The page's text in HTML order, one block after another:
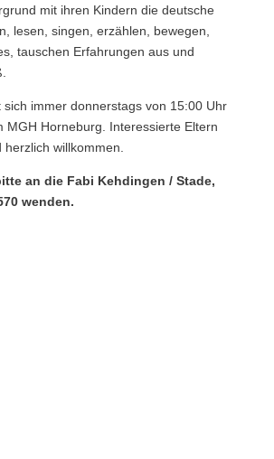
mit ihren Kindern die deutsche
lesen, singen, erzählen, bewegen,
tauschen Erfahrungen aus und
sich immer donnerstags von 15:00 Uhr
MGH Horneburg. Interessierte Eltern
willkommen.
an die Fabi Kehdingen / Stade,
wenden.